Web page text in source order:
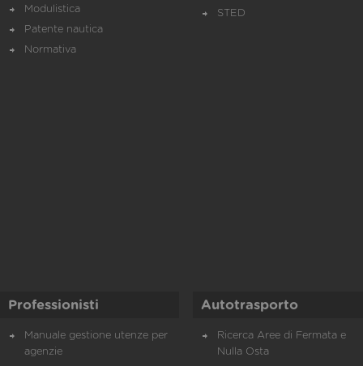
Modulistica
Patente nautica
Normativa
STED
Professionisti
Manuale gestione utenze per
agenzie
Autotrasporto
Ricerca Aree di Fermata e
Nulla Osta